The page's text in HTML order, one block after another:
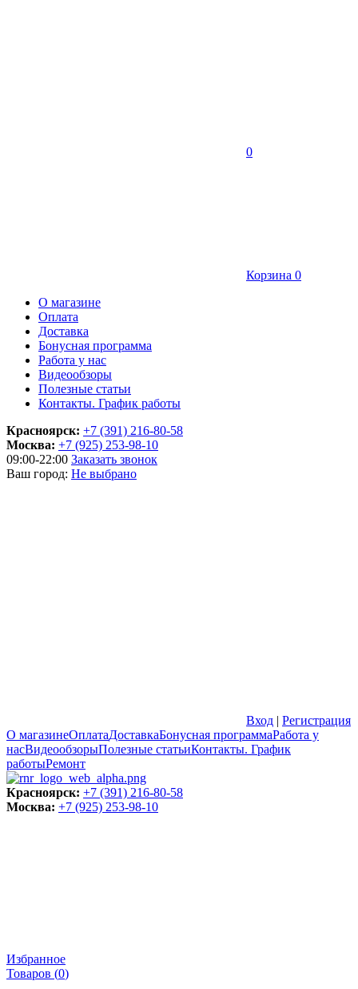
0
Корзина 0
О магазине
Оплата
Доставка
Бонусная программа
Работа у нас
Видеообзоры
Полезные статьи
Контакты. График работы
Красноярск: +7 (391) 216-80-58
Москва: +7 (925) 253-98-10
09:00-22:00 Заказать звонок
Ваш город: Не выбрано
Вход | Регистрация
О магазинеОплатаДоставкаБонусная программаРабота у
насВидеообзорыПолезные статьиКонтакты. График
работыРемонт
Красноярск: +7 (391) 216-80-58
Москва: +7 (925) 253-98-10
Избранное
Товаров (0)